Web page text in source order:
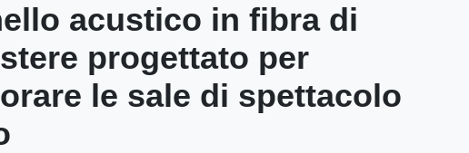
acustico in fibra di
progettato per
le sale di spettacolo